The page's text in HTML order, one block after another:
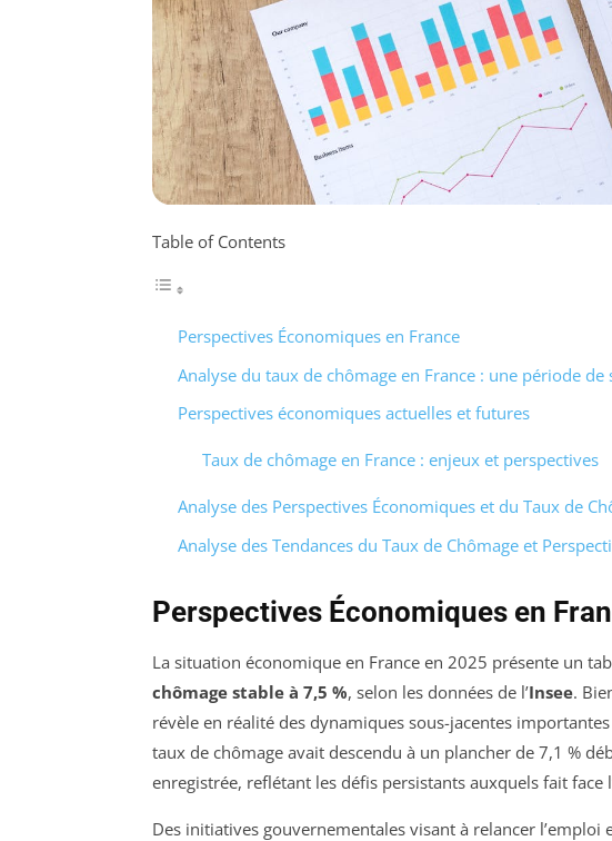
Table of Contents
Perspectives Économiques en France
Analyse du taux de chômage en France : une période
Perspectives économiques actuelles et futures
Taux de chômage en France : enjeux et perspectives
Analyse des Perspectives Économiques et du Taux de
Analyse des Tendances du Taux de Chômage et
Perspectives Économiques en
La situation économique en France en 2025 présente un
chômage stable à 7,5 %, selon les données de l’Insee.
révèle en réalité des dynamiques sous-jacentes
taux de chômage avait descendu à un plancher de 7,1 %
enregistrée, reflétant les défis persistants auxquels fait face
Des initiatives gouvernementales visant à relancer